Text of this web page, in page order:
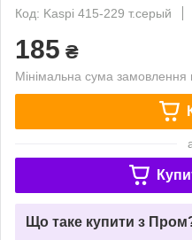
Код: Kaspi 415-229 т.серый
185 ₴
Мінімальна сума
Що таке купити з